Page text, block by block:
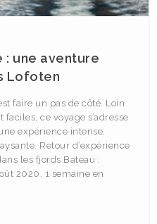
: une aventure
Lofoten
faire un pas de côté. Loin
ce voyage s’adresse
expérience intense,
Retour d’expérience
les fjords Bateau :
2020, 1 semaine en